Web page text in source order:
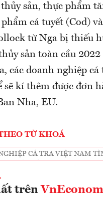
sản, thực phẩm
phẩm cá tuyết (Cod)
từ Nga bị thiếu
sản toàn cầu
các doanh nghiệp
sẽ kí thêm được đơn
Nha, EU.
TỪ KHOÁ
CÁ TRA VIỆT NAM
trên